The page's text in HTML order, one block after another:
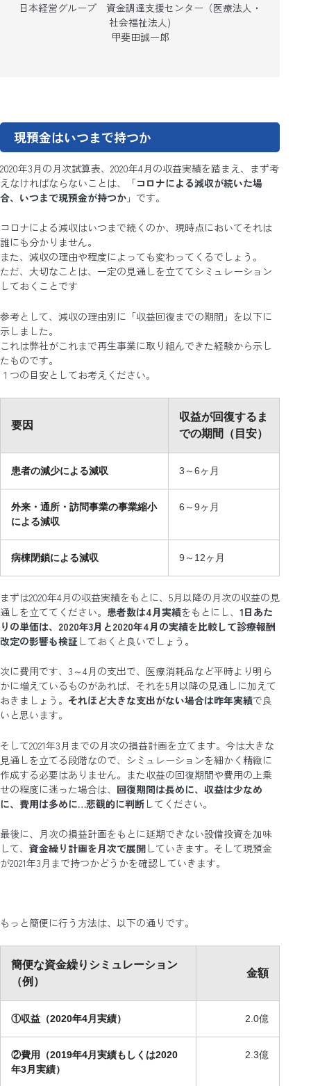
日本経営グループ 資金調達支援センター（医療法人・
社会福祉法人)
甲斐田誠一郎
現預金はいつまで持つか
2020年3月の月次試算表、2020年4月の収益実績を踏まえ、まず考
えなければならないことは、「コロナによる減収が続いた場
合、いつまで現預金が持つか 」です。
コロナによる減収はいつまで続くのか、現時点においてそれは
誰にも分かりません。
また、減収の理由や程度によっても変わってくるでしょう。
ただ、大切なことは、一定の見通しを立ててシミュレーション
しておくことです
参考として、減収の理由別に「収益回復までの期間」を以下に
示しました。
これは弊社がこれまで再生事業に取り組んできた経験から示し
たものです。
１つの目安としてお考えください。
要因
収益が回復するま
での期間（目安）
患者の減少による減収 3～6ヶ月
外来・通所・訪問事業の事業縮小
による減収
6～9ヶ月
病棟閉鎖による減収 9～12ヶ月
まずは2020年4月の収益実績をもとに、5月以降の月次の収益の見
通しを立ててください。 患者数は4月実績をもとにし、 1日あた
りの単価は、2020年3月と2020年4月の実績を比較して診療報酬
改定の影響も検証 しておくと良いでしょう。
次に費用です、3～4月の支出で、医療消耗品など平時より明ら
かに増えているものがあれば、それを5月以降の見通しに加えて
おきましょう。 それほど大きな支出がない場合は昨年実績で良
いと思います。
そして2021年3月までの月次の損益計画を立てます。今は大きな
見通しを立てる段階なので、シミュレーションを細かく精緻に
作成する必要はありません。また収益の回復期間や費用の上乗
せの程度に迷った場合は、 回復期間は長めに、収益は少なめ
に、費用は多めに…悲観的に判断 してください。
最後に、月次の損益計画をもとに延期できない設備投資を加味
して、 資金繰り計画を月次で展開 していきます。そして現預金
が2021年3月まで持つかどうかを確認していきます。
もっと簡便に行う方法は、以下の通りです。
簡便な資金繰りシミュレーション
（例）
金額
①収益（2020年4月実績） 2.0億
②費用（2019年4月実績もしくは2020
年3月実績）
2.3億